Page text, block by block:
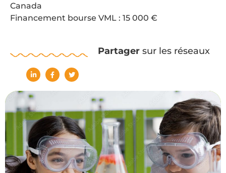
Canada
Financement bourse VML : 15 000 €
Partagersur les réseaux